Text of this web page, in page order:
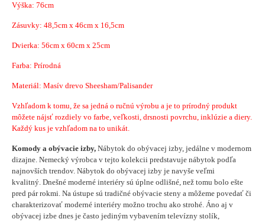
Výška: 76cm
Zásuvky: 48,5cm x 46cm x 16,5cm
Dvierka: 56cm x 60cm x 25cm
Farba: Prírodná
Materiál: Masív drevo Sheesham/Palisander
Vzhľadom k tomu, že sa jedná o ručnú výrobu a je to prírodný produkt
môžete nájsť rozdiely vo farbe, veľkosti, drsnosti povrchu, inklúzie a diery.
Každý kus je vzhľadom na to unikát.
Komody a obývacie izby, Nábytok do obývacej izby, jedálne v modernom
dizajne. Nemecký výrobca v tejto kolekcii predstavuje nábytok podľa
najnovších trendov. Nábytok do obývacej izby je navyše veľmi
kvalitný. Dnešné moderné interiéry sú úplne odlišné, než tomu bolo ešte
pred pár rokmi. Na ústupe sú tradičné obývacie steny a môžeme povedať či
charakterizovať moderné interiéry možno trochu ako strohé. Áno aj v
obývacej izbe dnes je často jediným vybavením televízny stolík,